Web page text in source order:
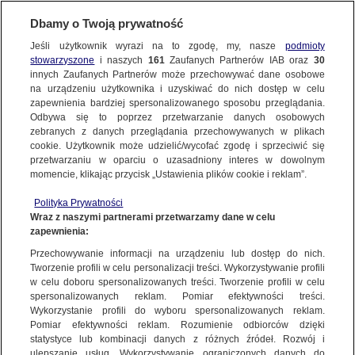
KRAKÓW
Tragedia w Skawinie. Ciała czterech osób,
w tym ośmiodniowej dziewczynki
Zespół autorów
3.07.2026, 17:22
Aktualizacja: 4.07.2026, 12:49
Posłuchaj artykułu
Czyta lektor AI
Dbamy o Twoją prywatność
Jeśli użytkownik wyrazi na to zgodę, my, nasze podmioty
stowarzyszone i naszych 161Zaufanych Partnerów IAB oraz 30
innych Zaufanych Partnerów może przechowywać dane osobowe
na urządzeniu użytkownika i uzyskiwać do nich dostęp w celu
zapewnienia bardziej spersonalizowanego sposobu przeglądania.
Odbywa się to poprzez przetwarzanie danych osobowych
zebranych z danych przeglądania przechowywanych w plikach
cookie. Użytkownik może udzielić/wycofać zgodę i sprzeciwić się
przetwarzaniu w oparciu o uzasadniony interes w dowolnym
momencie, klikając przycisk „Ustawienia plików cookie i reklam”.
Polityka Prywatności
Wraz z naszymi partnerami przetwarzamy dane w celu
zapewnienia:
Przechowywanie informacji na urządzeniu lub dostęp do nich.
Tworzenie profili w celu personalizacji treści. Wykorzystywanie profili
w celu doboru spersonalizowanych treści. Tworzenie profili w celu
spersonalizowanych reklam. Pomiar efektywności treści.
Wykorzystanie profili do wyboru spersonalizowanych reklam.
Pomiar efektywności reklam. Rozumienie odbiorców dzięki
statystyce lub kombinacji danych z różnych źródeł. Rozwój i